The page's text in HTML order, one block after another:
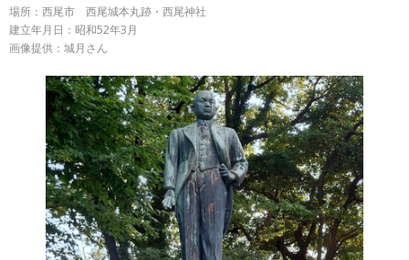
場所：西尾市 西尾城本丸跡・西尾神社
建立年月日：昭和52年3月
画像提供：城月さん